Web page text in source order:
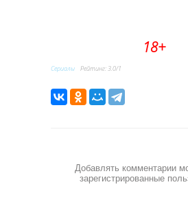
18+
Сериалы Рейтинг:3.0/1
Добавлять комментарии
зарегистрированные